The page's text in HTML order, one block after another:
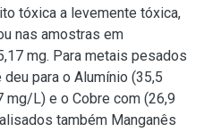
tóxica a levemente tóxica,
nas amostras em
mg. Para metais pesados
para o Alumínio (35,5
L) e o Cobre com (26,9
também Manganês